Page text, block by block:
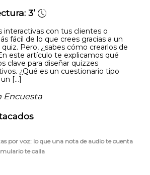
3’
interactivas con tus clientes o
fácil de lo que crees gracias a un
Pero, ¿sabes cómo crearlos de
este artículo te explicamos qué
clave para diseñar quizzes
¿Qué es un cuestionario tipo
[…]
Encuesta
por voz: lo que una nota de audio te cuenta
te calla